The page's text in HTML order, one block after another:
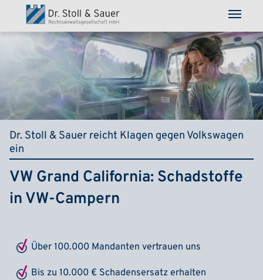
Direkt zum Inhalt
Dr. Stoll & Sauer reicht Klagen gegen Volkswagen
ein
VW Grand California: Schadstoffe
in VW-Campern
Über 100.000 Mandanten vertrauen uns
Bis zu 10.000 € Schadensersatz erhalten